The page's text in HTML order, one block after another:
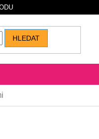
HLEDAT